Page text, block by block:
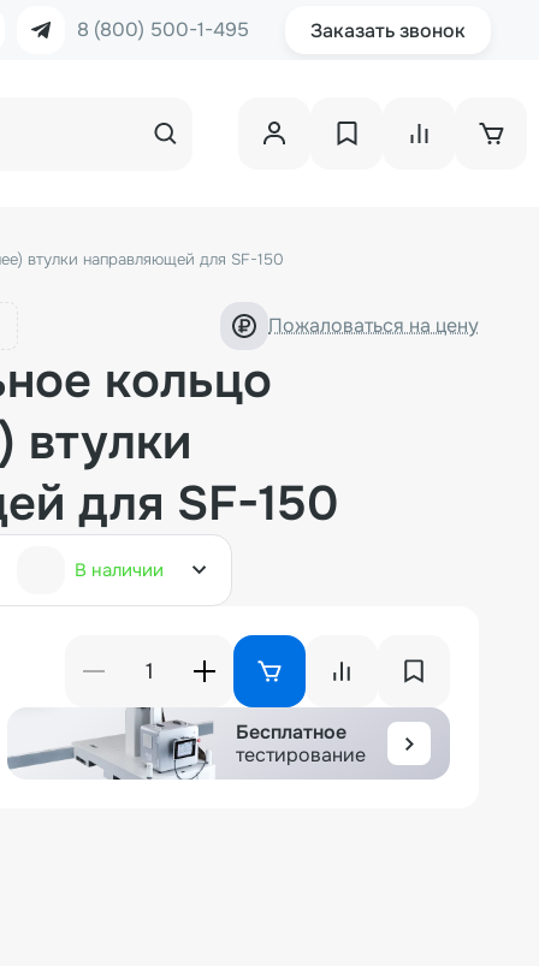
8 (800) 500-1-495 Заказать звонок
втулки направляющей для SF-150
Пожаловаться на цену
кольцо
втулки
для SF-150
В наличии
Бесплатное
тестирование